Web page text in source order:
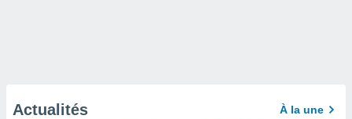
Actualités À la une